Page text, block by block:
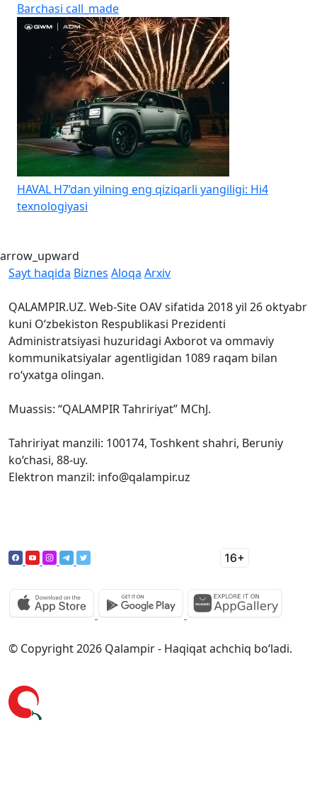
Barchasi call_made
HAVAL H7’dan yilning eng qiziqarli yangiligi: Hi4
texnologiyasi
arrow_upward
Sayt haqida Biznes Aloqa Arxiv
QALAMPIR.UZ. Web-Site OAV sifatida 2018 yil 26 oktyabr
kuni O‘zbekiston Respublikasi Prezidenti
Administratsiyasi huzuridagi Axborot va ommaviy
kommunikatsiyalar agentligidan 1089 raqam bilan
ro‘yxatga olingan.
Muassis: “QALAMPIR Tahririyat” MChJ.
Tahririyat manzili: 100174, Toshkent shahri, Beruniy
ko‘chasi, 88-uy.
Elektron manzil: info@qalampir.uz
© Copyright 2026 Qalampir - Haqiqat achchiq bo‘ladi.